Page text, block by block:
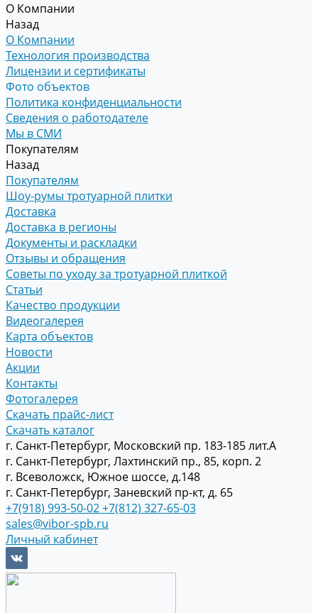
О Компании
Назад
О Компании
Технология производства
Лицензии и сертификаты
Фото объектов
Политика конфиденциальности
Сведения о работодателе
Мы в СМИ
Покупателям
Назад
Покупателям
Шоу-румы тротуарной плитки
Доставка
Доставка в регионы
Документы и раскладки
Отзывы и обращения
Советы по уходу за тротуарной плиткой
Статьи
Качество продукции
Видеогалерея
Карта объектов
Новости
Акции
Контакты
Фотогалерея
Скачать прайс-лист
Скачать каталог
г. Санкт-Петербург, Московский пр. 183-185 лит.А
г. Санкт-Петербург, Лахтинский пр., 85, корп. 2
г. Всеволожск, Южное шоссе, д.148
г. Санкт-Петербург, Заневский пр-кт, д. 65
+7(918) 993-50-02+7(812) 327-65-03
sales@vibor-spb.ru
Личный кабинет